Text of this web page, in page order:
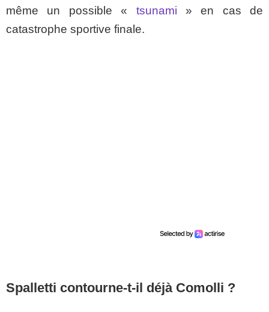
même un possible « tsunami » en cas de
catastrophe sportive finale.
Spalletti contourne-t-il déjà Comolli ?